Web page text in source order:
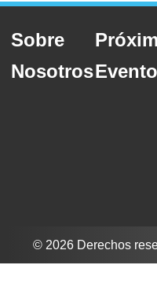
Sobre
Nosotros
© 2026 Derechos